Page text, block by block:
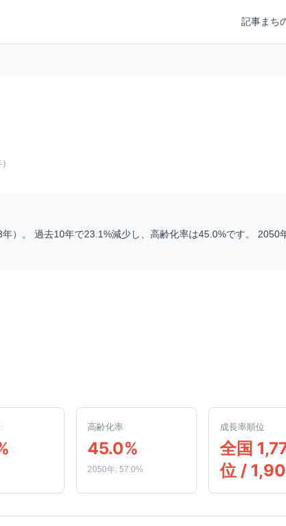
記事まち
年）。 過去10年で23.1%減少し、高齢化率は45.0%です。 2050
高齢化率
45.0%
2050年: 57.0%
成長率順位
全国
位 /